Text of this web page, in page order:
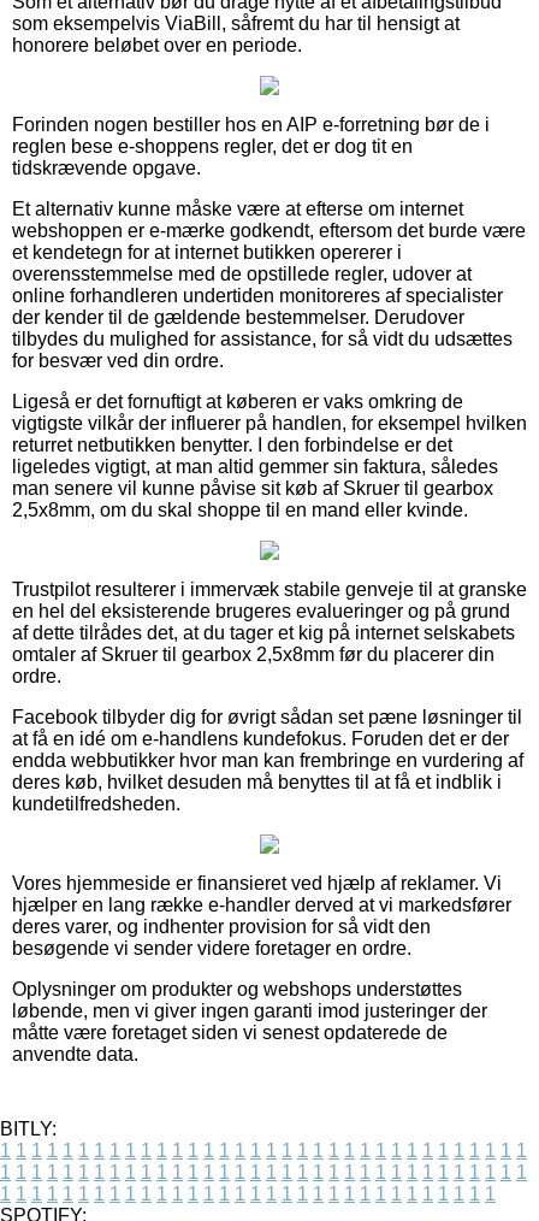
som eksempelvis ViaBill, såfremt du har til hensigt at
honorere beløbet over en periode.
Forinden nogen bestiller hos en AIP e-forretning bør de i
reglen bese e-shoppens regler, det er dog tit en
tidskrævende opgave.
Et alternativ kunne måske være at efterse om internet
webshoppen er e-mærke godkendt, eftersom det burde være
et kendetegn for at internet butikken opererer i
overensstemmelse med de opstillede regler, udover at
online forhandleren undertiden monitoreres af specialister
der kender til de gældende bestemmelser. Derudover
tilbydes du mulighed for assistance, for så vidt du udsættes
for besvær ved din ordre.
Ligeså er det fornuftigt at køberen er vaks omkring de
vigtigste vilkår der influerer på handlen, for eksempel hvilken
returret netbutikken benytter. I den forbindelse er det
ligeledes vigtigt, at man altid gemmer sin faktura, således
man senere vil kunne påvise sit køb af Skruer til gearbox
2,5x8mm, om du skal shoppe til en mand eller kvinde.
Trustpilot resulterer i immervæk stabile genveje til at granske
en hel del eksisterende brugeres evalueringer og på grund
af dette tilrådes det, at du tager et kig på internet selskabets
omtaler af Skruer til gearbox 2,5x8mm før du placerer din
ordre.
Facebook tilbyder dig for øvrigt sådan set pæne løsninger til
at få en idé om e-handlens kundefokus. Foruden det er der
endda webbutikker hvor man kan frembringe en vurdering af
deres køb, hvilket desuden må benyttes til at få et indblik i
kundetilfredsheden.
Vores hjemmeside er finansieret ved hjælp af reklamer. Vi
hjælper en lang række e-handler derved at vi markedsfører
deres varer, og indhenter provision for så vidt den
besøgende vi sender videre foretager en ordre.
Oplysninger om produkter og webshops understøttes
løbende, men vi giver ingen garanti imod justeringer der
måtte være foretaget siden vi senest opdaterede de
anvendte data.
BITLY:
1 1 1 1 1 1 1 1 1 1 1 1 1 1 1 1 1 1 1 1 1 1 1 1 1 1 1 1 1 1 1 1 1 1
1 1 1 1 1 1 1 1 1 1 1 1 1 1 1 1 1 1 1 1 1 1 1 1 1 1 1 1 1 1 1 1 1 1
1 1 1 1 1 1 1 1 1 1 1 1 1 1 1 1 1 1 1 1 1 1 1 1 1 1 1 1 1 1 1 1
SPOTIFY: